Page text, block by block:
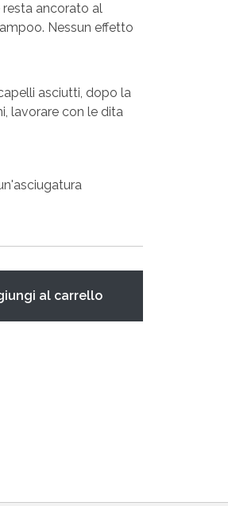
ancorato al
Nessun effetto
asciutti, dopo la
lavorare con le dita
al carrello